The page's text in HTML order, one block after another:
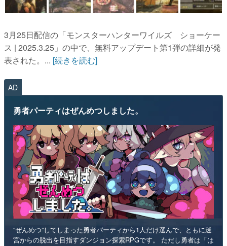
3月25日配信の「モンスターハンターワイルズ ショーケー
ス | 2025.3.25」の中で、無料アップデート第1弾の詳細が発
表された。... [続きを読む]
AD
勇者パーティはぜんめつしました。
“ぜんめつ”してしまった勇者パーティから1人だけ選んで、ともに迷
宮からの脱出を目指すダンジョン探索RPGです。 ただし勇者は「は